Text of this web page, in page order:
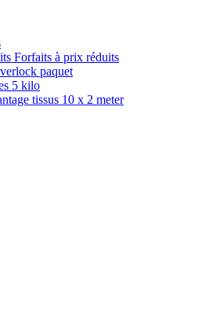
Forfaits à prix réduits
paquet
5 kilo
tissus 10 x 2 meter